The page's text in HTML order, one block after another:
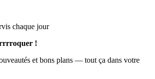
chaque jour
!
et bons plans — tout ça dans votre